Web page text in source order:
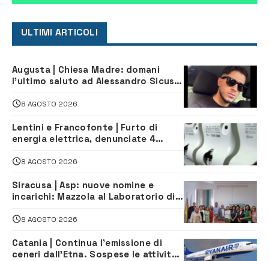
ULTIMI ARTICOLI
Augusta | Chiesa Madre: domani
l’ultimo saluto ad Alessandro Sicuso,
8 AGOSTO 2026
Lentini e Francofonte | Furto di
energia elettrica, denunciate 4
8 AGOSTO 2026
Siracusa | Asp: nuove nomine e
incarichi: Mazzola al Laboratorio di
Servizio Legale
8 AGOSTO 2026
Catania | Continua l’emissione di
ceneri dall’Etna. Sospese le attività